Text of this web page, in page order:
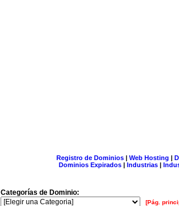
Registro de Dominios| Web Hosting |
Dominios Expirados | Industrias |
Categorías de Dominio:
[Pág.